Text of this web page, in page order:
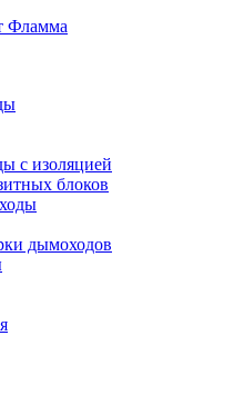
Фламма
с изоляцией
блоков
дымоходов